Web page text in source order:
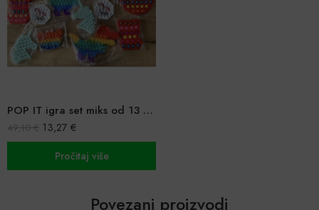
POP IT igra set miks od 13 komada razni motivi
49,10€ 13,27 €
Pročitaj više
Povezani proizvodi